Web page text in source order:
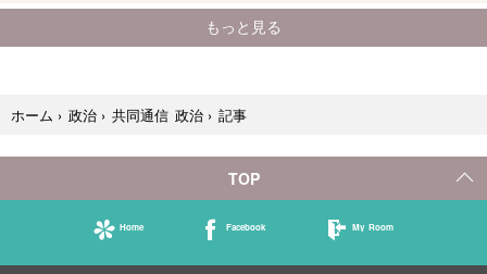
ホーム › 政治 › 共同通信 政治 › 記事
TOP
Home Facebook My Room